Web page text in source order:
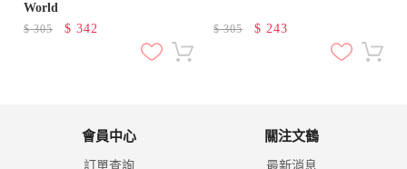
World
$305 $ 342 $305 $ 243
會員中心
訂單查詢
關注文鶴
最新消息